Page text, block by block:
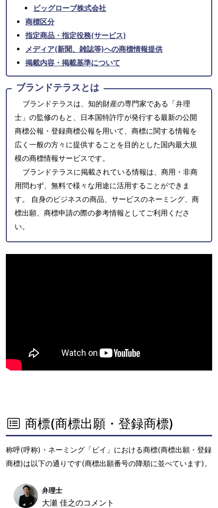
ビッグローブ株式会社
商標区分
指定商品・指定役務(サービス)
メディア(新聞、雑誌等)への商標情報提供
掲載内容・掲載基準について
ブランドテラスとは
ブランドテラスは、知的財産の専門家である「弁理
士」の監修のもと、日本国特許庁が発行する最新の公開
商標公報・登録商標公報を用いて、商標に関する情報を
広く一般の方々に提供することを目的とした国内最大規
模の商標情報サービスです。
ブランドテラスに掲載されている情報は、商用・非商
用問わず、無料で様々な用途に活用することができま
す。 自身のビジネスの商品、サービスのネーミング、商
標出願、商標申請の際の参考情報としてご利用くださ
い。
商標(商標出願・登録商標)
称呼(呼称)・ネーミング「ビイ」における商標(商標出願・登録
商標)は以下の通りです(商標出願番号の降順に並べています)。
弁理士
大瀬 佳之のコメント